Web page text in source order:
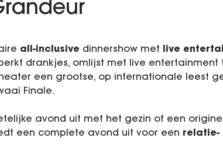
all-inclusive dinnershow met live
drankjes, omlijst met live
een grootse, op internationale leest
Finale.
avond uit met het gezin of een
een complete avond uit voor een relatie-